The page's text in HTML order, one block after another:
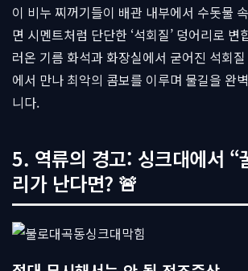
이 비누 찌꺼기들이 배관 내부에서 수돗물
면 시멘트처럼 단단한 ‘석회질’ 덩어리로 변
러온 기름 화석과 화장실에서 굳어진 석회
에서 만나 최악의 콤보를 이루며 물길을 완
니다.
5. 역류의 경고: 싱크대에서 “
리가 난다면? 🚨